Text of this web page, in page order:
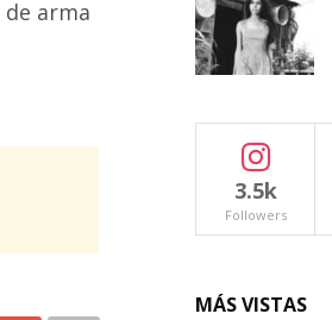
arma
3.5k
Followers
MÁS VISTAS